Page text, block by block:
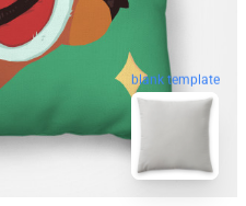
blank template